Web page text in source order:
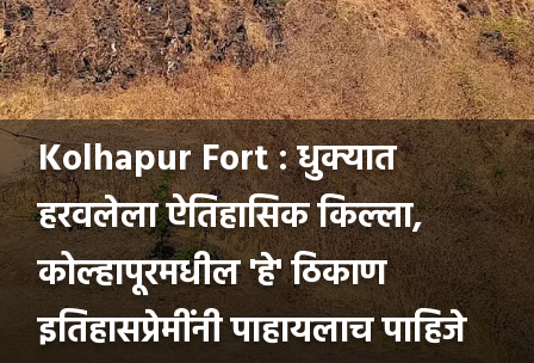
Kolhapur Fort : धुक्यात
हरवलेला ऐतिहासिक किल्ला,
कोल्हापूरमधील 'हे' ठिकाण
इतिहासप्रेमींनी पाहायलाच पाहिजे